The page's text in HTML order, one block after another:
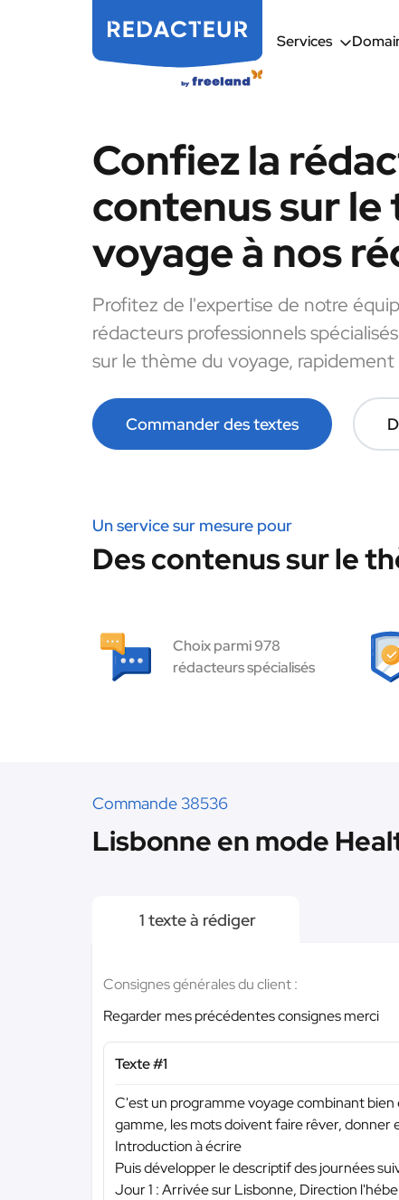
Services
Confiez la
contenus sur le
voyage à nos
Profitez de l'expertise de notre
rédacteurs professionnels
sur le thème du voyage,
Commander des textes
Un service sur mesure pour
Des contenus sur le
Choix parmi 978
rédacteurs spécialisés
Commande 38536
Lisbonne en mode
1 texte à rédiger
Consignes générales du client :
Regarder mes précédentes consignes merci
Texte #1
C'est un programme voyage combinant
gamme, les mots doivent faire rêver, donner
Introduction à écrire
Puis développer le descriptif des journées
Jour 1 : Arrivée sur Lisbonne, Direction